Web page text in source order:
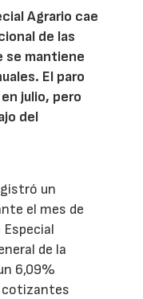
Agrario cae
de las
se mantiene
El paro
julio, pero
del
un
el mes de
de la
6,09%
cotizantes